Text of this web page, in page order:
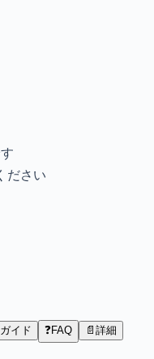
ださい
イド ❓FAQ 📄 詳細